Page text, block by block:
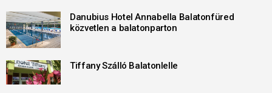
Danubius Hotel Annabella Balatonfüred
közvetlen a balatonparton
Tiffany Szálló Balatonlelle